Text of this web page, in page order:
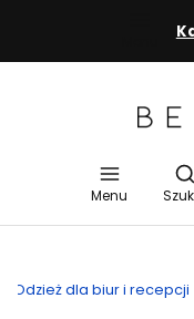
Menu
Odzież dla biur i recepcji